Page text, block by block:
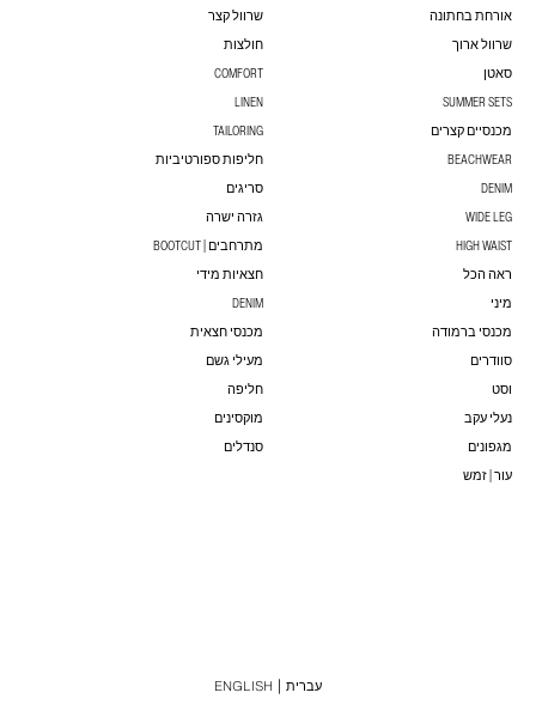
אורחת בחתונה
שרוול קצר
שרוול ארוך
חולצות
סאטן
COMFORT
SUMMER SETS
LINEN
מכנסיים קצרים
TAILORING
BEACHWEAR
חליפות ספורטיביות
DENIM
סריגים
WIDE LEG
גזרה ישרה
HIGH WAIST
מתרחבים | BOOTCUT
ראה הכל
חצאיות מידי
מיני
DENIM
מכנסי ברמודה
מכנסי חצאית
סוודרים
מעילי גשם
וסט
חליפה
נעלי עקב
מוקסינים
מגפונים
סנדלים
עור | זמש
עברית ENGLISH